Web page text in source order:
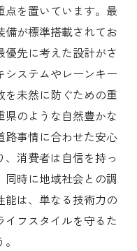
点を置いています。最
が標準搭載されてお
優先に考えた設計がさ
システムやレーンキー
を未然に防ぐための重
のような自然豊かな
路事情に合わせた安心
消費者は自信を持っ
時に地域社会との調
能は、単なる技術力の
フスタイルを守るた